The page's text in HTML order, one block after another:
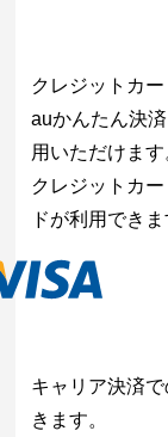
クレジットカ
auかんたん決
用いただけます
クレジットカ
ドが利用できま
キャリア決済
きます。